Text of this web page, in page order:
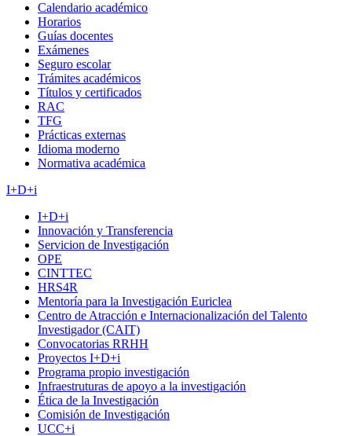
Calendario académico
Horarios
Guías docentes
Exámenes
Seguro escolar
Trámites académicos
Títulos y certificados
RAC
TFG
Prácticas externas
Idioma moderno
Normativa académica
I+D+i
I+D+i
Innovación y Transferencia
Servicion de Investigación
OPE
CINTTEC
HRS4R
Mentoría para la Investigación Euriclea
Centro de Atracción e Internacionalización del Talento
Investigador (CAIT)
Convocatorias RRHH
Proyectos I+D+i
Programa propio investigación
Infraestruturas de apoyo a la investigación
Ética de la Investigación
Comisión de Investigación
UCC+i